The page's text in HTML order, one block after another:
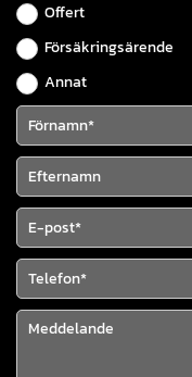
Offert
Försäkringsärende
Annat